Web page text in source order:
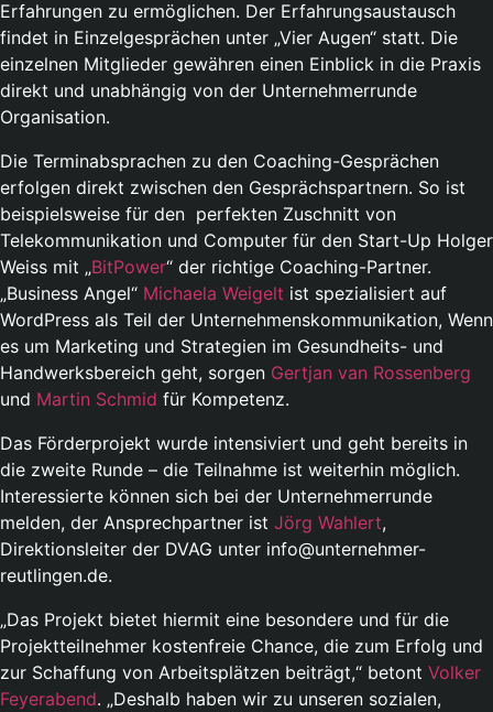
Erfahrungen zu ermöglichen. Der Erfahrungsaustausch
findet in Einzelgesprächen unter „Vier Augen“ statt. Die
einzelnen Mitglieder gewähren einen Einblick in die Praxis
direkt und unabhängig von der Unternehmerrunde
Organisation.
Die Terminabsprachen zu den Coaching-Gesprächen
erfolgen direkt zwischen den Gesprächspartnern. So ist
beispielsweise für den perfekten Zuschnitt von
Telekommunikation und Computer für den Start-Up Holger
Weiss mit „BitPower“ der richtige Coaching-Partner.
„Business Angel“ Michaela Weigelt ist spezialisiert auf
WordPress als Teil der Unternehmenskommunikation, Wenn
es um Marketing und Strategien im Gesundheits- und
Handwerksbereich geht, sorgen Gertjan van Rossenberg
und Martin Schmid für Kompetenz.
Das Förderprojekt wurde intensiviert und geht bereits in
die zweite Runde – die Teilnahme ist weiterhin möglich.
Interessierte können sich bei der Unternehmerrunde
melden, der Ansprechpartner ist Jörg Wahlert,
Direktionsleiter der DVAG unter info@unternehmer-
reutlingen.de.
„Das Projekt bietet hiermit eine besondere und für die
Projektteilnehmer kostenfreie Chance, die zum Erfolg und
zur Schaffung von Arbeitsplätzen beiträgt,“ betont Volker
Feyerabend. „Deshalb haben wir zu unseren sozialen,